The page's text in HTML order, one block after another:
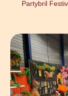
Partybril